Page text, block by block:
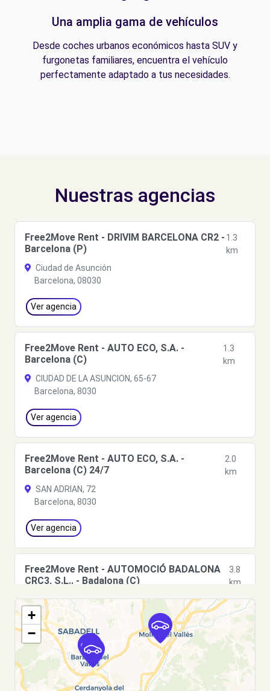
Una amplia gama de vehículos
Desde coches urbanos económicos hasta SUV y
furgonetas familiares, encuentra el vehículo
perfectamente adaptado a tus necesidades.
Nuestras agencias
Free2Move Rent - DRIVIM BARCELONA CR2 -
Barcelona (P)
1.3
km
Ciudad de Asunción
Barcelona, 08030
Ver agencia
Free2Move Rent - AUTO ECO, S.A. -
Barcelona (C)
1.3
km
CIUDAD DE LA ASUNCION, 65-67
Barcelona, 8030
Ver agencia
Free2Move Rent - AUTO ECO, S.A. -
Barcelona (C) 24/7
2.0
km
SAN ADRIAN, 72
Barcelona, 8030
Ver agencia
Free2Move Rent - AUTOMOCIÓ BADALONA
CRC3, S.L.. - Badalona (C)
3.8
km
Carrer de l'Acer
Badalona, 8915
Ver agencia
Free2move Rent - AUTOMOCIÓ BADALONA
+
−